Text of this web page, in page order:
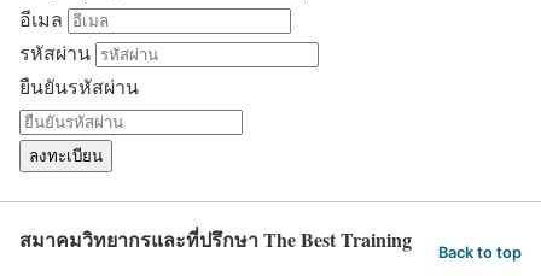
อีเมล
รหัสผ่าน
ยืนยันรหัสผ่าน
ลงทะเบียน
สมาคมวิทยากรและที่ปรึกษา The Best Training Back to top